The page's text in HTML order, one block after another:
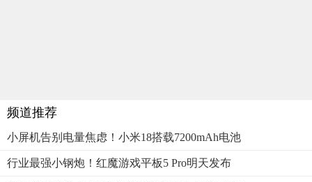
频道推荐
小屏机告别电量焦虑！小米18搭载7200mAh电池
行业最强小钢炮！红魔游戏平板5 Pro明天发布